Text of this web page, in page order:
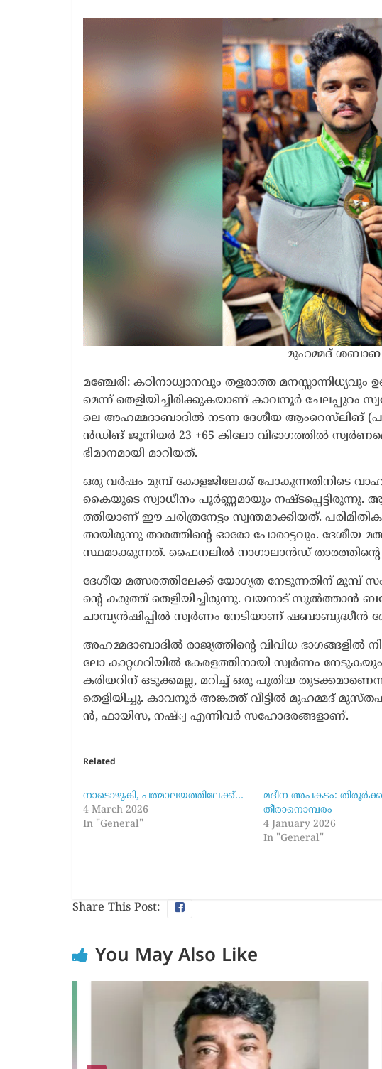
മു​ഹ​മ്മ​ദ്
മ​ഞ്ചേ​രി: ക​ഠി​നാ​ധ്വാ​ന​വും ത​ള​രാ​ത്ത
മെ​ന്ന് തെ​ളി​യി​ച്ചി​രി​ക്കു​ക​യാ​ണ് കാ​വ​നൂ​ർ ചേ​ല​പ്പു​റം
ലെ അ​ഹ​മ്മ​ദാ​ബാ​ദി​ൽ ന​ട​ന്ന ദേ​ശീ​യ ആം​റെ​സ്‌​ലി​ങ്
ൻ​ഡി​ങ് ജൂ​നി​യ​ർ 23 +65 കി​ലോ വി​ഭാ​ഗ​ത്തി​ൽ
ഭി​മാ​ന​മാ​യി മാ​റി​യ​ത്.
ഒ​രു വ​ർ​ഷം മു​മ്പ് കോ​ള​ജി​ലേ​ക്ക് പോ​കു​ന്ന​തി​നി​ടെ
കൈ​യു​ടെ സ്വാ​ധീ​നം പൂ​ർ​ണ്ണ​മാ​യും ന​ഷ്ട​പ്പെ​ട്ടി​രു​ന്നു. ആ
ത്തി​യാ​ണ് ഈ ​ച​രി​ത്ര​നേ​ട്ടം സ്വ​ന്ത​മാ​ക്കി​യ​ത്.
താ​യി​രു​ന്നു താ​ര​ത്തി​ന്‍റെ ഓ​രോ പോ​രാ​ട്ട​വും.
സ്ഥ​മാ​ക്കു​ന്ന​ത്. ഫൈ​ന​ലി​ൽ നാ​ഗാ​ലാ​ന്‍ഡ്
ദേ​ശീ​യ മ​ത്സ​ര​ത്തി​ലേ​ക്ക് യോ​ഗ്യ​ത നേ​ടു​ന്ന​തി​ന് മു​മ്പ്
ന്‍റെ ക​രു​ത്ത് തെ​ളി​യി​ച്ചി​രു​ന്നു. വ​യ​നാ​ട് സു​ൽ​ത്താ​ൻ
ചാ​മ്പ്യ​ൻ​ഷി​പ്പി​ൽ സ്വ​ർ​ണം നേ​ടി​യാ​ണ് ഷ​ബാ​ബു​ദ്ധീ​ൻ
അ​ഹ​മ്മ​ദാ​ബാ​ദി​ൽ രാ​ജ്യ​ത്തി​ന്‍റെ വി​വി​ധ ഭാ​ഗ​ങ്ങ​ളി​ൽ
ലോ കാ​റ്റ​ഗ​റി​യി​ൽ കേ​ര​ള​ത്തി​നാ​യി സ്വ​ർ​ണം
ക​രി​യ​റി​ന് ഒ​ടു​ക്ക​മ​ല്ല, മ​റി​ച്ച് ഒ​രു പു​തി​യ
തെ​ളി​യി​ച്ചു. കാ​വ​നൂ​ർ അ​ങ്ക​ത്ത് വീ​ട്ടി​ൽ മു​ഹ​മ്മ​ദ്
ൻ, ഫാ​യി​സ, ന​ഷ്്വ എ​ന്നി​വ​ർ സ​ഹോ​ദ​ര​ങ്ങ​ളാ​ണ്.
Related
നാ​ടൊ​ഴു​കി, പ​ത്മാ​ല​യ​ത്തി​ലേ​ക്ക്…
4 March 2026
In "General"
മദീന അപകടം:
തീരാനൊമ്പരം
4 January 2026
In "General"
Share This Post:
You May Also Like